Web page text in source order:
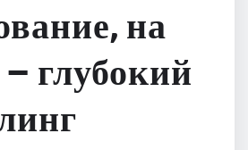
на
глубокий